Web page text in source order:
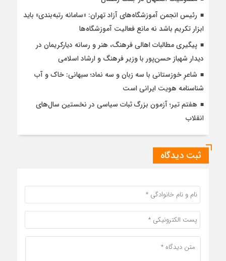
رئیس انجمن آموزشگاه‌های آزاد تهران: «سامانه رتبه‌بندی» باید
ابزار تکریم باشد نه مانع فعالیت آموزشگاه‌ها
پیگیری مطالبات اهالی فرهنگ، هنر و رسانه دیارکریمان در
دیدار شهباز حسن‌پور با وزیر فرهنگ و ارشاد اسلامی
شاعرِ خوزستانی با سه زبان و سه نماد؛ سبهانی: خاک و آب
شناسنامه هویت ایرانی است
هفتم تیر؛ آزمون بزرگ ثبات سیاسی در نخستین سال‌های
انقلاب
ثبت دیدگاه